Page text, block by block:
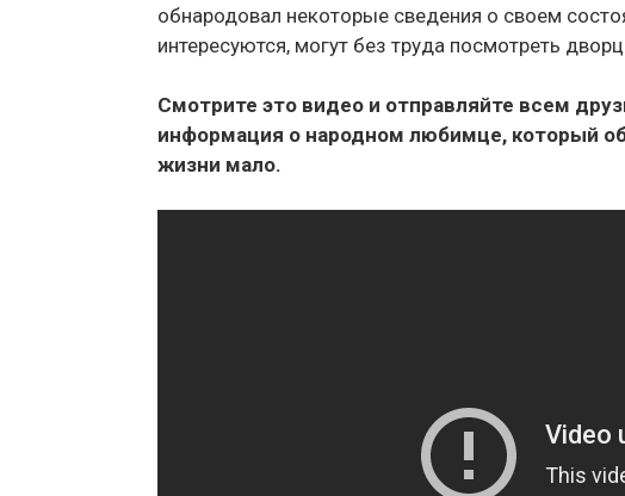
обнародовал некоторые сведения о своем
интересуются, могут без труда посмотреть
Смотрите это видео и отправляйте всем
информация о народном любимце, который
жизни мало.